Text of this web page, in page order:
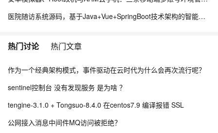
医院随访系统源码，基于Java+Vue+SpringBoot技术架构的智能化管理平台
热门讨论 热门文章
作为一个经典架构模式，事件驱动在云时代为什么会再次流行呢？
sentinel控制台 没有发现服务 是为啥 ？
tengine-3.1.0 + Tongsuo-8.4.0 在centos7.9 编译报错 SSL
公网接入消息中间件MQ访问被拒绝？